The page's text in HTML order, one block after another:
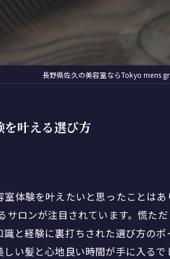
長野県佐久の美容室ならTokyo mens
叶える選び方
体験を叶えたいと思ったことは
サロンが注目されています。慌た
と経験に裏打ちされた選び方の
い髪と心地良い時間が手に入るで